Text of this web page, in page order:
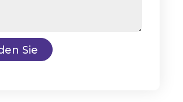
Sie